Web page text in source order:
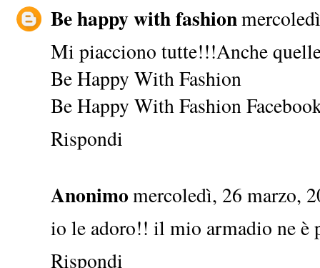
Be happy with fashion
Mi piacciono tutte!!!Anche
Be Happy With Fashion
Be Happy With Fashion
Rispondi
Anonimomercoledì, 26 marzo,
io le adoro!! il mio armadio ne è
Rispondi